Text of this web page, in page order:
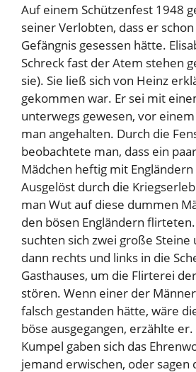
Auf einem Schützenfest 1948
seiner Verlobten, dass er
Gefängnis gesessen hätte.
Schreck fast der Atem stehen
sie). Sie ließ sich von Heinz
gekommen war. Er sei mit
unterwegs gewesen, vor
man angehalten. Durch die
beobachtete man, dass ein
Mädchen heftig mit
Ausgelöst durch die
man Wut auf diese dummen
den bösen Engländern
suchten sich zwei große
dann rechts und links in die
Gasthauses, um die Flirterei
stören. Wenn einer der
falsch gestanden hätte, wäre
böse ausgegangen, erzählte
Kumpel gaben sich das
jemand erwischen, oder sagen